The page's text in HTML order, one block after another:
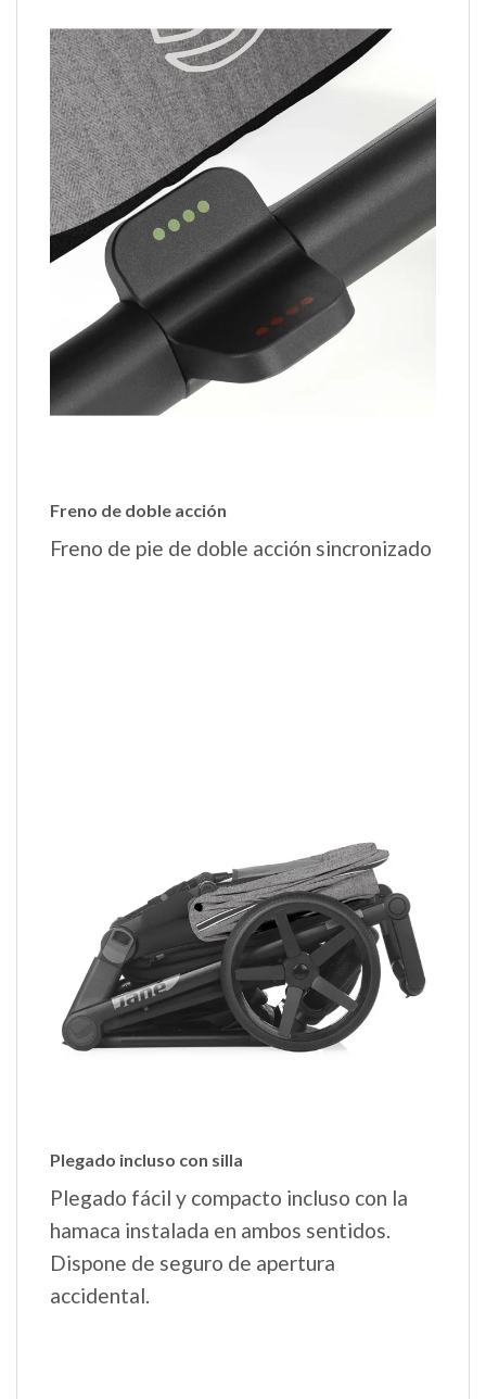
Freno de doble acción
Freno de pie de doble acción sincronizado
Plegado incluso con silla
Plegado fácil y compacto incluso con la
hamaca instalada en ambos sentidos.
Dispone de seguro de apertura
accidental.